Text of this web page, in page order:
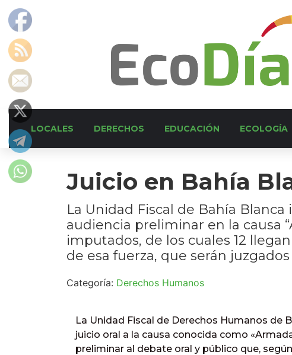
LOCALES DERECHOS EDUCACIÓN ECOLOGÍA
Juicio en Bahía
La Unidad Fiscal de Bahía
audiencia preliminar en la causa
imputados, de los cuales 12
de esa fuerza, que serán
Categoría: Derechos Humanos
La Unidad Fiscal de Derechos Humanos de
juicio oral a la causa conocida como
preliminar al debate oral y público que,